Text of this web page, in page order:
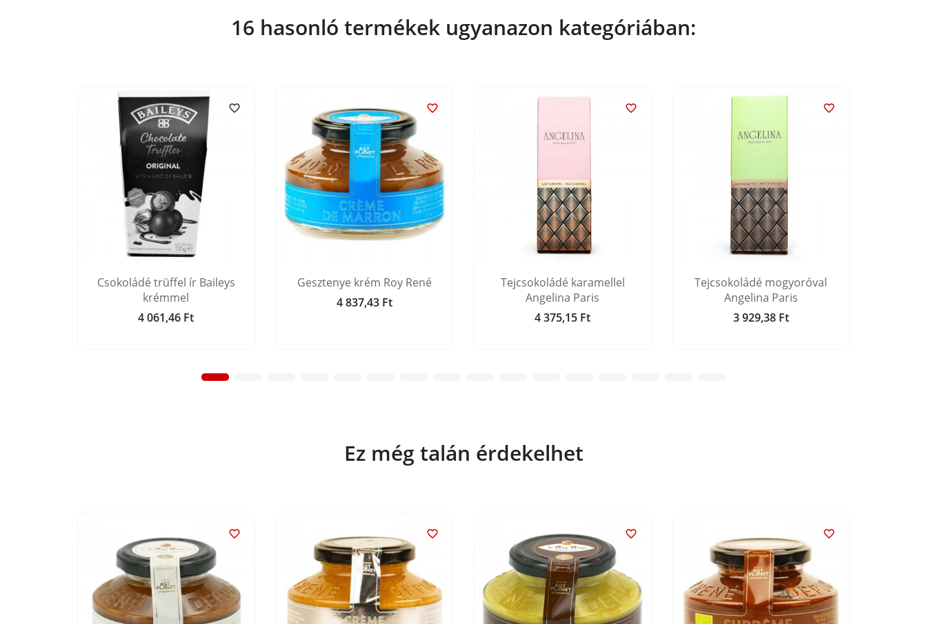
16 hasonló termékek ugyanazon kategóriában:

Csokoládé trüffel ír Baileys
krémmel
Ár
4 061,46 Ft

Gesztenye krém Roy René
Ár
4 837,43 Ft

Tejcsokoládé karamellel
Angelina Paris
Ár
4 375,15 Ft

Tejcsokoládé mogyoróval
Angelina Paris
Ár
3 929,38 Ft
Ez még talán érdekelhet
   